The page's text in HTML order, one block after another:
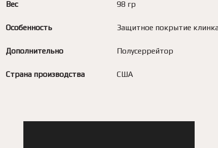
Вес 98 гр
Особенность Защитное покрытие
Дополнительно Полусеррейтор
Страна производства США